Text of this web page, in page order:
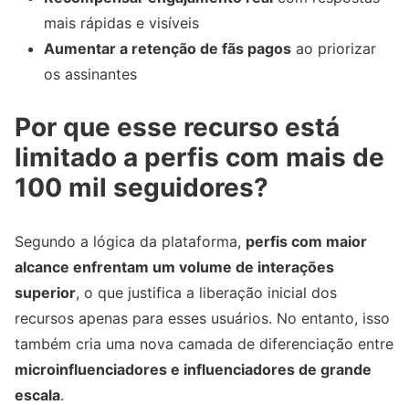
mais rápidas e visíveis
Aumentar a retenção de fãs pagos ao priorizar
os assinantes
Por que esse recurso está
limitado a perfis com mais de
100 mil seguidores?
Segundo a lógica da plataforma, perfis com maior
alcance enfrentam um volume de interações
superior, o que justifica a liberação inicial dos
recursos apenas para esses usuários. No entanto, isso
também cria uma nova camada de diferenciação entre
microinfluenciadores e influenciadores de grande
escala.